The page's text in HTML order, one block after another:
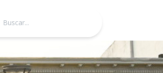
Construcción de Comunidad